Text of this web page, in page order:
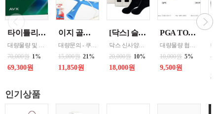
타이틀리스트 AVX (12구) 3피스 화이트 제조국 미국(골프공) 수량증가시 할인
70,000원 1%
69,300원
이지 골프티 EASY TEE (높이조절형) 색상선택 핑크/그린/블루/오렌지 1
15,000원 21%
11,850원
[닥스] 슬립라인 신사양말 2족 세트
닥스 신사양말은 가볍고 부드러운 착용감과 우수한 땀 흡수력, 뛰어난 증발성으로 시원하고 건조한 감촉을 주어 착용감의 만족도를 더 높인 고급 양말입니다.
20,000원 10%
18,000원
PGA TOUR 스포츠 마스크 (구리원사) 화이트,블랙 선택 1 원산지 한국
10,000원 5%
9,500원
인기상품